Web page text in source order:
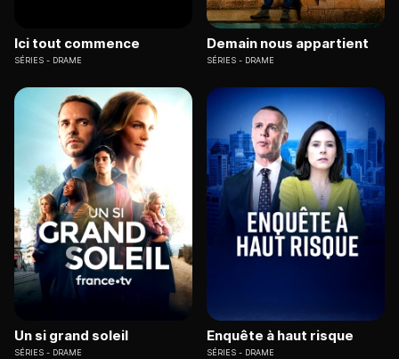
Ici tout commence
SÉRIES DRAME
Demain nous appartient
SÉRIES DRAME
Un si grand soleil
SÉRIES DRAME
Enquête à haut risque
SÉRIES DRAME